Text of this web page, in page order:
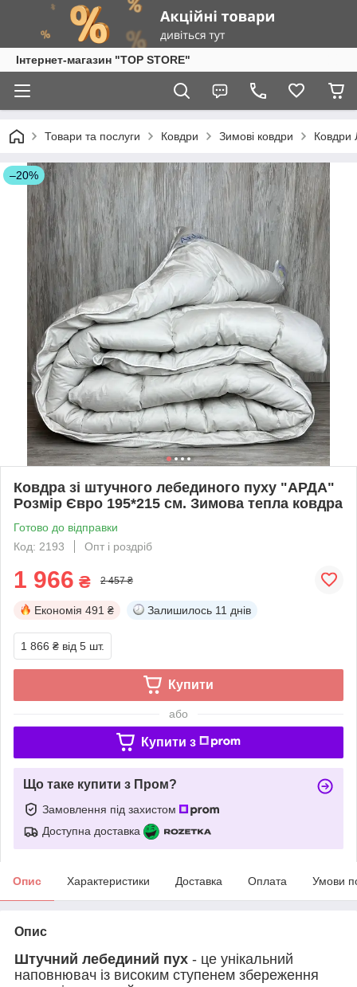
Інтернет-магазин "TOP STORE"
Товари та послуги Ковдри Зимові ковдри Ковдри
–20%
Ковдра зі штучного лебединого пуху "АРДА"
Розмір Євро 195*215 см. Зимова тепла ковдра
Готово до відправки
Код: 2193
Опт і роздріб
1 966 ₴ 2 457 ₴
Економія 491 ₴ Залишилось 11 днів
1 866 ₴ від 5 шт.
Купити
або
Купити з
Що таке купити з Пром?
Замовлення під захистом
Доступна доставка
Опис Характеристики Доставка Оплата Умови
Опис
Штучний лебединий пух - це унікальний
наповнювач із високим ступенем збереження